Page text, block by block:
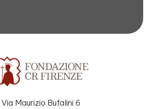
Via Maurizio Bufalini 6